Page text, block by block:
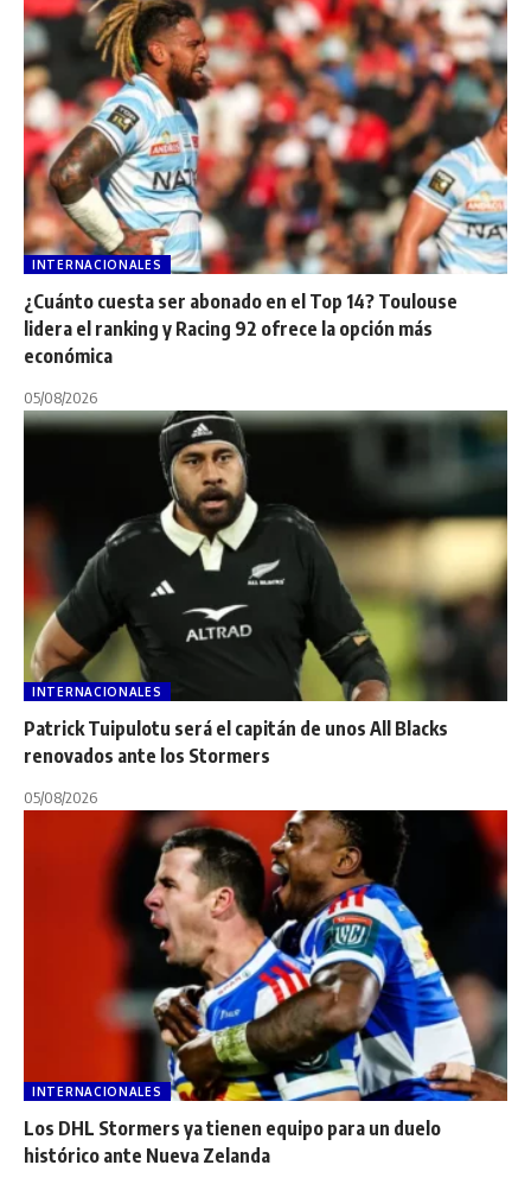
INTERNACIONALES
¿Cuánto cuesta ser abonado en el Top 14? Toulouse
lidera el ranking y Racing 92 ofrece la opción más
económica
05/08/2026
INTERNACIONALES
Patrick Tuipulotu será el capitán de unos All Blacks
renovados ante los Stormers
05/08/2026
INTERNACIONALES
Los DHL Stormers ya tienen equipo para un duelo
histórico ante Nueva Zelanda